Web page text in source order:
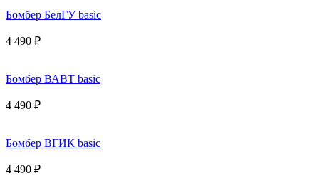
Бомбер БелГУ basic
4 490 ₽
Бомбер ВАВТ basic
4 490 ₽
Бомбер ВГИК basic
4 490 ₽